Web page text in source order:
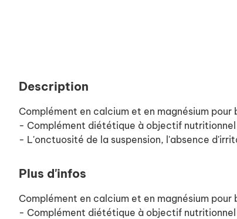
Description
Complément en calcium et en magnésium pour
- Complément diététique à objectif
- L'onctuosité de la suspension, l'absence
Plus d'infos
Complément en calcium et en magnésium pour
- Complément diététique à objectif